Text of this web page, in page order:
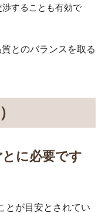
することも有効で
とのバランスを取る
に必要です
とが目安とされてい